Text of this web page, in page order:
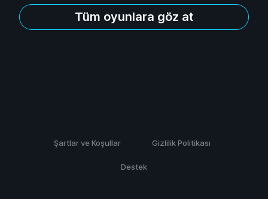
Tüm oyunlara göz at
Şartlar ve Koşullar Gizlilik Politikası
Destek